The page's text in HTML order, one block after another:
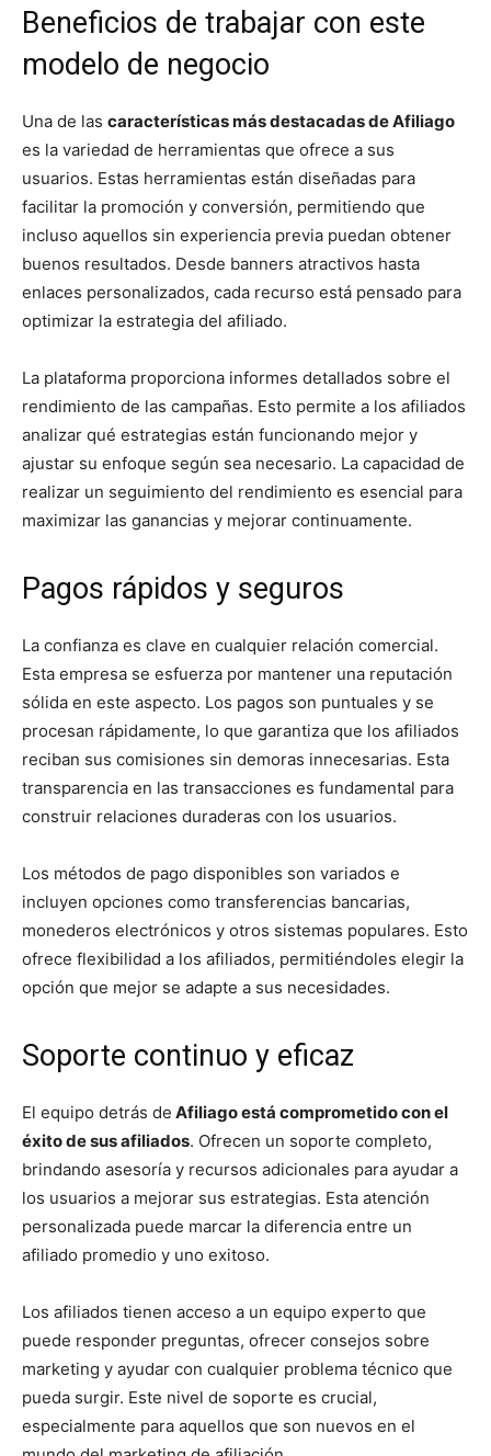
Beneficios de trabajar con este
modelo de negocio
Una de las características más destacadas de Afiliago
es la variedad de herramientas que ofrece a sus
usuarios. Estas herramientas están diseñadas para
facilitar la promoción y conversión, permitiendo que
incluso aquellos sin experiencia previa puedan obtener
buenos resultados. Desde banners atractivos hasta
enlaces personalizados, cada recurso está pensado para
optimizar la estrategia del afiliado.
La plataforma proporciona informes detallados sobre el
rendimiento de las campañas. Esto permite a los afiliados
analizar qué estrategias están funcionando mejor y
ajustar su enfoque según sea necesario. La capacidad de
realizar un seguimiento del rendimiento es esencial para
maximizar las ganancias y mejorar continuamente.
Pagos rápidos y seguros
La confianza es clave en cualquier relación comercial.
Esta empresa se esfuerza por mantener una reputación
sólida en este aspecto. Los pagos son puntuales y se
procesan rápidamente, lo que garantiza que los afiliados
reciban sus comisiones sin demoras innecesarias. Esta
transparencia en las transacciones es fundamental para
construir relaciones duraderas con los usuarios.
Los métodos de pago disponibles son variados e
incluyen opciones como transferencias bancarias,
monederos electrónicos y otros sistemas populares. Esto
ofrece flexibilidad a los afiliados, permitiéndoles elegir la
opción que mejor se adapte a sus necesidades.
Soporte continuo y eficaz
El equipo detrás de Afiliago está comprometido con el
éxito de sus afiliados. Ofrecen un soporte completo,
brindando asesoría y recursos adicionales para ayudar a
los usuarios a mejorar sus estrategias. Esta atención
personalizada puede marcar la diferencia entre un
afiliado promedio y uno exitoso.
Los afiliados tienen acceso a un equipo experto que
puede responder preguntas, ofrecer consejos sobre
marketing y ayudar con cualquier problema técnico que
pueda surgir. Este nivel de soporte es crucial,
especialmente para aquellos que son nuevos en el